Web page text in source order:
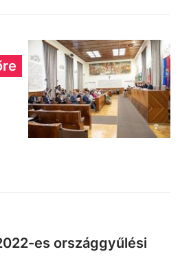
es országgyűlési